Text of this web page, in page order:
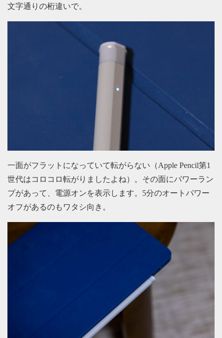
文字通りの桁違いで。
一面がフラットになっていて転がらない（Apple Pencil第1
世代はコロコロ転がりましたよね）。その面にパワーラン
プがあって、電源オンを表示します。5分のオートパワー
オフがあるのもワタシ向き。